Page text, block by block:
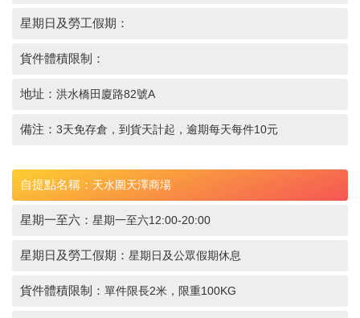
星期日及勞工假期：
貨件體積限制：
地址： 洪水橋田廈路82號A
備注： 3天免存倉，到貨天計起，逾期每天每件10元
自提點名稱： 天水圍天澤商場
星期一至六： 星期一至六12:00-20:00
星期日及勞工假期： 星期日及公眾假期休息
貨件體積限制： 單件限長2米，限重100KG